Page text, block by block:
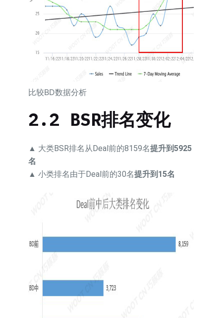
比较BD数据分析
2.2 BSR排名变化
▲ 大类BSR排名从Deal前的8159名提升到5925
名
▲ 小类排名由于Deal前的30名提升到15名